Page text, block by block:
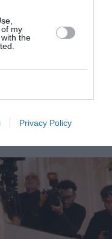
my
the
Privacy Policy
jeans με τα